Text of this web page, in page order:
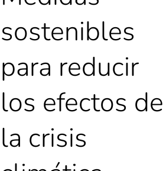
sostenibles
para reducir
los efectos de
la crisis